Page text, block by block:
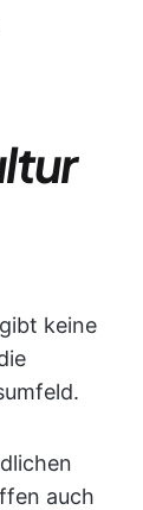
keine
auch